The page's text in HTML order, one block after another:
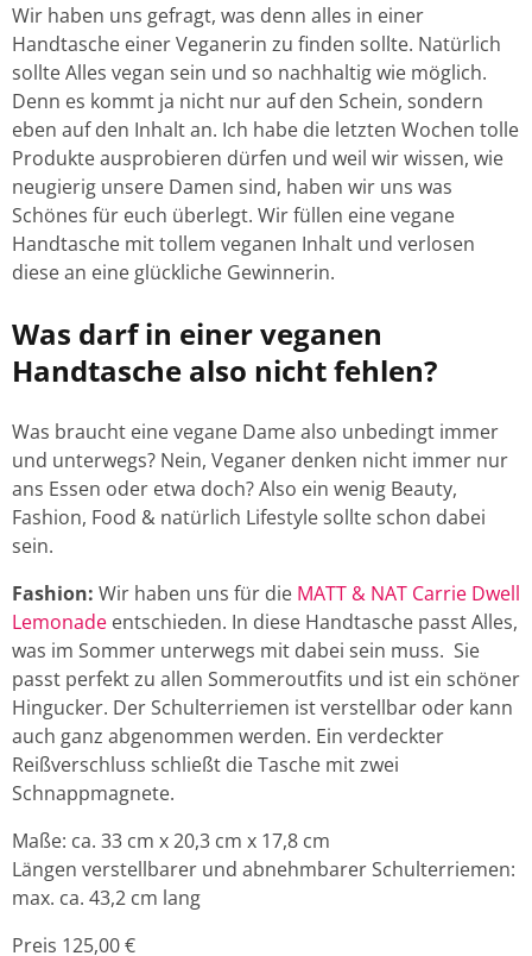
Wir haben uns gefragt, was denn alles in einer
Handtasche einer Veganerin zu finden sollte. Natürlich
sollte Alles vegan sein und so nachhaltig wie möglich.
Denn es kommt ja nicht nur auf den Schein, sondern
eben auf den Inhalt an. Ich habe die letzten Wochen tolle
Produkte ausprobieren dürfen und weil wir wissen, wie
neugierig unsere Damen sind, haben wir uns was
Schönes für euch überlegt. Wir füllen eine vegane
Handtasche mit tollem veganen Inhalt und verlosen
diese an eine glückliche Gewinnerin.
Was darf in einer veganen
Handtasche also nicht fehlen?
Was braucht eine vegane Dame also unbedingt immer
und unterwegs? Nein, Veganer denken nicht immer nur
ans Essen oder etwa doch? Also ein wenig Beauty,
Fashion, Food & natürlich Lifestyle sollte schon dabei
sein.
Fashion: Wir haben uns für die MATT & NAT Carrie Dwell
Lemonade entschieden. In diese Handtasche passt Alles,
was im Sommer unterwegs mit dabei sein muss. Sie
passt perfekt zu allen Sommeroutfits und ist ein schöner
Hingucker. Der Schulterriemen ist verstellbar oder kann
auch ganz abgenommen werden. Ein verdeckter
Reißverschluss schließt die Tasche mit zwei
Schnappmagnete.
Maße: ca. 33 cm x 20,3 cm x 17,8 cm
Längen verstellbarer und abnehmbarer Schulterriemen:
max. ca. 43,2 cm lang
Preis 125,00 €